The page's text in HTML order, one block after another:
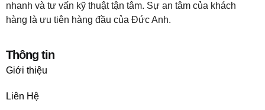
nhanh và tư vấn kỹ thuật tận tâm. Sự an tâm của khách
hàng là ưu tiên hàng đầu của Đức Anh.
Thông tin
Giới thiệu
Liên Hệ